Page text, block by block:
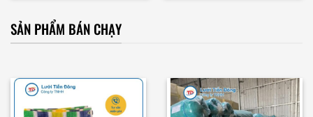
SẢN PHẨM BÁN CHẠY